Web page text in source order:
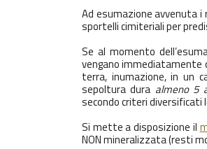
Ad esumazione avvenuta
sportelli cimiteriali per
Se al momento
vengano immediatamente
terra, inumazione, in un
sepoltura dura almeno 5
secondo criteri diversificati
Si mette a disposizione il
NON mineralizzata (resti